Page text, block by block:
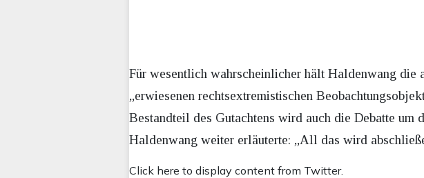
Für wesentlich wahrscheinlicher hält Haldenwang die
„erwiesenen rechtsextremistischen
Bestandteil des Gutachtens wird auch die Debatte um
Haldenwang weiter erläuterte: „All das wird
Inhalt
Click here to display content from Twitter.